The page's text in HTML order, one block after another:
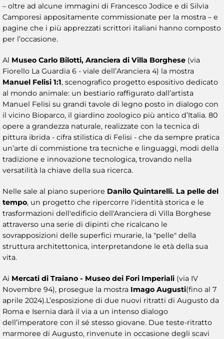
– oltre ad alcune immagini di Francesco Jodice e di Silvia
Camporesi appositamente commissionate per la mostra – e
pagine che i più apprezzati scrittori italiani hanno composto
per l’occasione.
Al Museo Carlo Bilotti, Aranciera di Villa Borghese (via
Fiorello La Guardia 6 - viale dell’Aranciera 4) la mostra
Manuel Felisi 1:1, scenografico progetto espositivo dedicato
al mondo animale: un bestiario raffigurato dall’artista
Manuel Felisi su grandi tavole di legno posto in dialogo con
il vicino Bioparco, il giardino zoologico più antico d’Italia. 80
opere a grandezza naturale, realizzate con la tecnica di
pittura ibrida - cifra stilistica di Felisi - che da sempre pratica
un’arte di commistione tra tecniche e linguaggi, modi della
tradizione e innovazione tecnologica, trovando nella
versatilità la chiave della sua ricerca.
Nelle sale al piano superiore Danilo Quintarelli. La pelle del
tempo, un progetto che ripercorre l'identità storica e le
trasformazioni dell'edificio dell'Aranciera di Villa Borghese
attraverso una serie di dipinti che ricalcano le
sovrapposizioni delle superfici murarie, la "pelle" della
struttura architettonica, interpretandone le età della sua
vita.
Ai Mercati di Traiano - Museo dei Fori Imperiali (via IV
Novembre 94), prosegue la mostra Imago Augusti(fino al 7
aprile 2024).L’esposizione di due nuovi ritratti di Augusto da
Roma e Isernia darà il via a un intenso dialogo
dell’imperatore con il sé stesso giovane. Due teste-ritratto
marmoree di Augusto, rinvenute in occasione degli scavi